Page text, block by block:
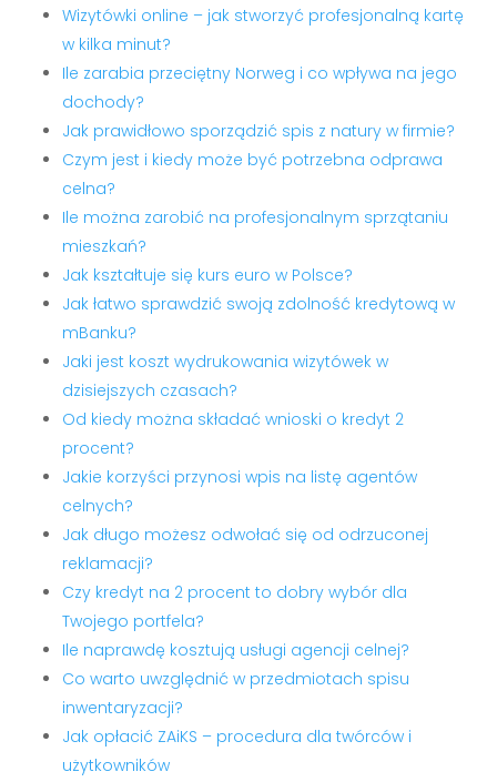
Wizytówki online – jak stworzyć profesjonalną kartę
w kilka minut?
Ile zarabia przeciętny Norweg i co wpływa na jego
dochody?
Jak prawidłowo sporządzić spis z natury w firmie?
Czym jest i kiedy może być potrzebna odprawa
celna?
Ile można zarobić na profesjonalnym sprzątaniu
mieszkań?
Jak kształtuje się kurs euro w Polsce?
Jak łatwo sprawdzić swoją zdolność kredytową w
mBanku?
Jaki jest koszt wydrukowania wizytówek w
dzisiejszych czasach?
Od kiedy można składać wnioski o kredyt 2
procent?
Jakie korzyści przynosi wpis na listę agentów
celnych?
Jak długo możesz odwołać się od odrzuconej
reklamacji?
Czy kredyt na 2 procent to dobry wybór dla
Twojego portfela?
Ile naprawdę kosztują usługi agencji celnej?
Co warto uwzględnić w przedmiotach spisu
inwentaryzacji?
Jak opłacić ZAiKS – procedura dla twórców i
użytkowników